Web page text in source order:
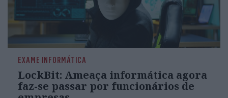
EXAME INFORMÁTICA
LockBit: Ameaça informática agora
faz-se passar por funcionários de